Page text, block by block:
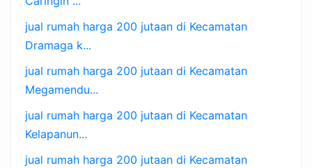
jual rumah harga 200 jutaan di Kecamatan
Dramaga k...
jual rumah harga 200 jutaan di Kecamatan
Megamendu...
jual rumah harga 200 jutaan di Kecamatan
Kelapanun...
jual rumah harga 200 jutaan di Kecamatan